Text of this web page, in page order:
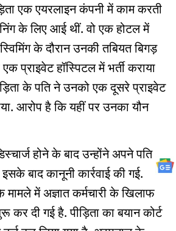
एक एयरलाइन कंपनी में काम करती
के लिए आई थीं. वो एक होटल में
के दौरान उनकी तबियत बिगड़
प्राइवेट हॉस्पिटल में भर्ती कराया
के पति ने उनको एक दूसरे प्राइवेट
आरोप है कि यहीं पर उनका यौन
होने के बाद उन्होंने अपने पति
बाद कानूनी कार्रवाई की गई.
में अज्ञात कर्मचारी के खिलाफ
कर दी गई है. पीड़िता का बयान कोर्ट